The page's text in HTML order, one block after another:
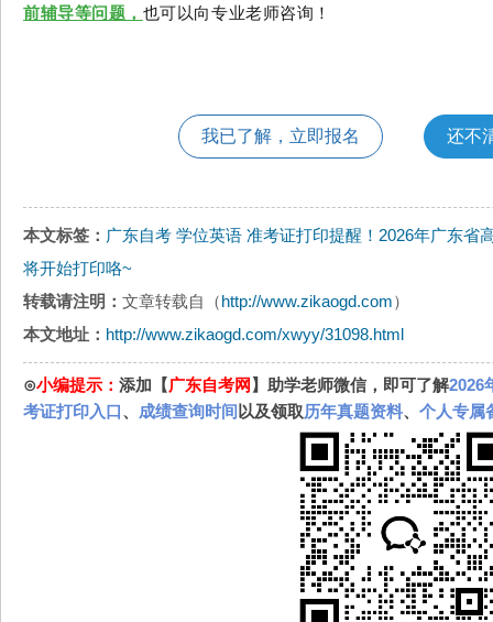
前辅导等问题， 也可以向专业老师咨询！
我已了解，立即报名 还不
本文标签： 广东自考 学位英语 准考证打印提醒！2026年广东省
将开始打印咯~
转载请注明： 文章转载自（http://www.zikaogd.com）
本文地址： http://www.zikaogd.com/xwyy/31098.html
⊙小编提示： 添加【广东自考网 】助学老师微信，即可了解2026
考证打印入口、 成绩查询时间 以及领取历年真题资料、 个人专属